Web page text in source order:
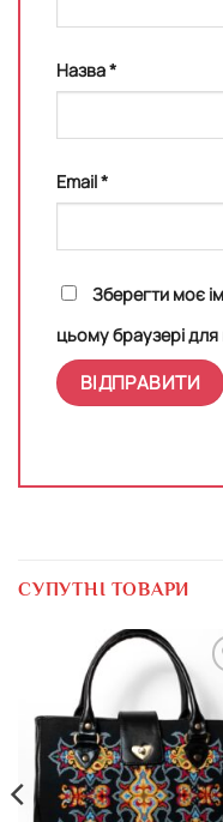
Назва*
Email*
Зберегти моє
цьому браузері
СУПУТНІ ТОВАРИ